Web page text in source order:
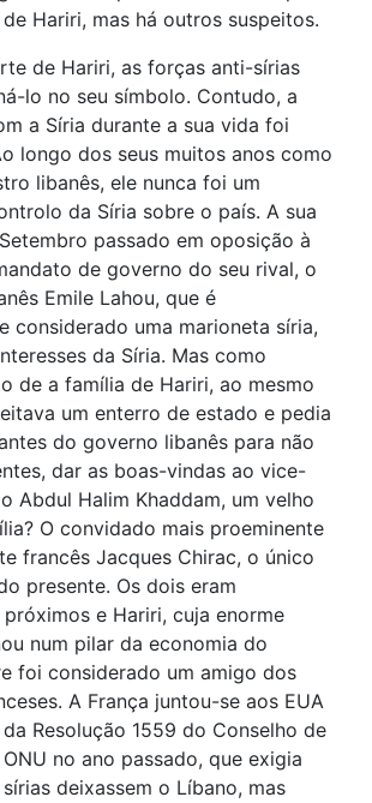
Hariri, mas há outros suspeitos.
de Hariri, as forças anti-sírias
lo no seu símbolo. Contudo, a
a Síria durante a sua vida foi
longo dos seus muitos anos como
libanês, ele nunca foi um
da Síria sobre o país. A sua
passado em oposição à
de governo do seu rival, o
Emile Lahou, que é
considerado uma marioneta síria,
da Síria. Mas como
de a família de Hariri, ao mesmo
um enterro de estado e pedia
do governo libanês para não
dar as boas-vindas ao vice-
Abdul Halim Khaddam, um velho
O convidado mais proeminente
francês Jacques Chirac, o único
presente. Os dois eram
e Hariri, cuja enorme
num pilar da economia do
foi considerado um amigo dos
A França juntou-se aos EUA
Resolução 1559 do Conselho de
no ano passado, que exigia
deixassem o Líbano, mas